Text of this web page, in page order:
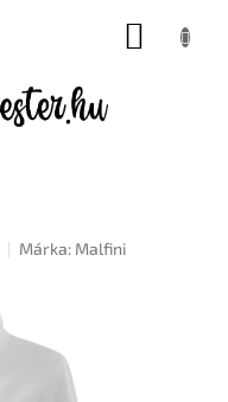
KOSÁR
Márka: Malfini